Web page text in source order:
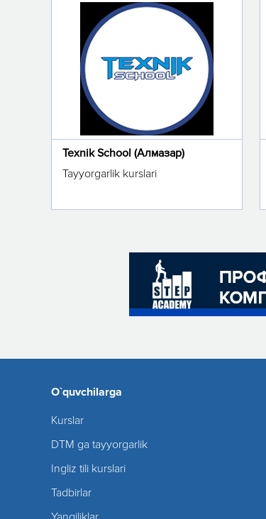
Texnik School (Алмазар)
Tayyorgarlik kurslari
O`quvchilarga
Kurslar
DTM ga tayyorgarlik
Ingliz tili kurslari
Tadbirlar